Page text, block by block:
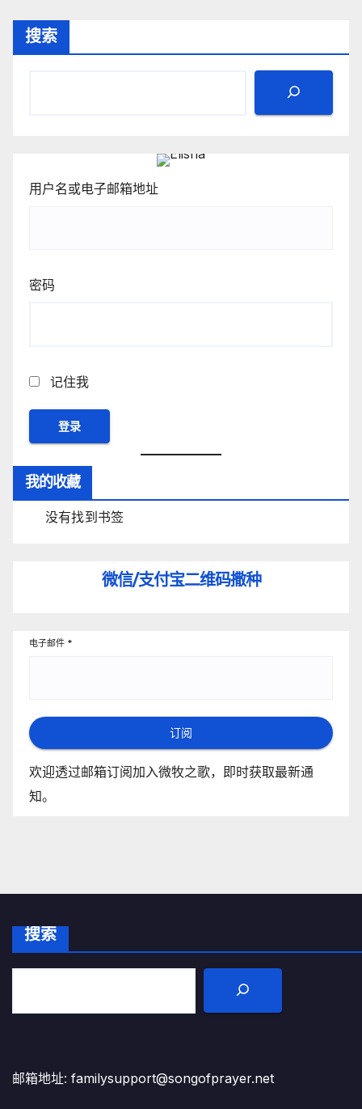
搜索
用户名或电子邮箱地址
密码
记住我
我的收藏
没有找到书签
微信/支付宝二维码撒种
电子邮件 *
订阅
欢迎透过邮箱订阅加入微牧之歌，即时获取最新通
知。
搜索
邮箱地址: familysupport@songofprayer.net